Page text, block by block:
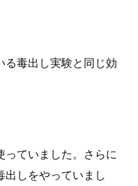
る毒出し実験と同じ効
っていました。さらに
出しをやっていまし